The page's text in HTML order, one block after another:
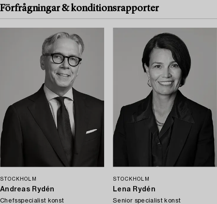
Förfrågningar & konditionsrapporter
STOCKHOLM
Andreas Rydén
Chefsspecialist konst
STOCKHOLM
Lena Rydén
Senior specialist konst